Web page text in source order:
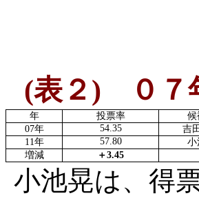
(表２ ) ０７
年 投票率 候
07年 54.35 吉
11年 57.80 小
増減
＋3.45
小池晃は、得